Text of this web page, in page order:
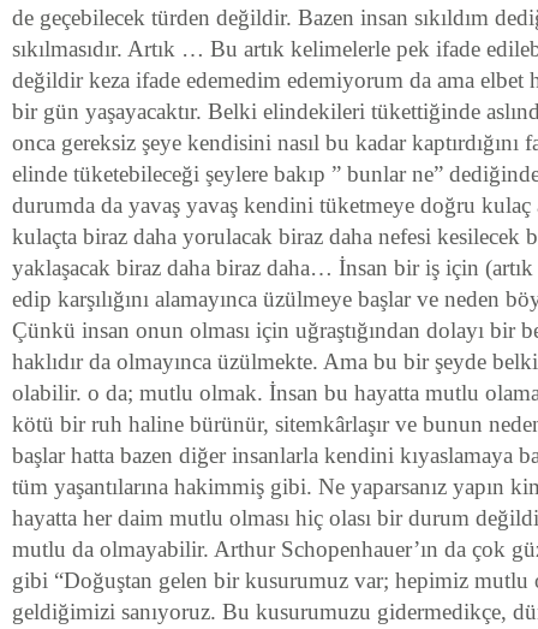
de geçebilecek türden değildir. Bazen insan sıkıldım
sıkılmasıdır. Artık … Bu artık kelimelerle pek ifade
değildir keza ifade edemedim edemiyorum da ama elbet
bir gün yaşayacaktır. Belki elindekileri tükettiğinde
onca gereksiz şeye kendisini nasıl bu kadar
elinde tüketebileceği şeylere bakıp ” bunlar ne”
durumda da yavaş yavaş kendini tüketmeye doğru kulaç
kulaçta biraz daha yorulacak biraz daha nefesi kesilecek
yaklaşacak biraz daha biraz daha… İnsan bir iş için (artık
edip karşılığını alamayınca üzülmeye başlar ve neden
Çünkü insan onun olması için uğraştığından dolayı bir
haklıdır da olmayınca üzülmekte. Ama bu bir şeyde
olabilir. o da; mutlu olmak. İnsan bu hayatta mutlu
kötü bir ruh haline bürünür, sitemkârlaşır ve bunun
başlar hatta bazen diğer insanlarla kendini kıyaslamaya
tüm yaşantılarına hakimmiş gibi. Ne yaparsanız yapın
hayatta her daim mutlu olması hiç olası bir durum
mutlu da olmayabilir. Arthur Schopenhauer’ın da çok
gibi “Doğuştan gelen bir kusurumuz var; hepimiz
geldiğimizi sanıyoruz. Bu kusurumuzu gidermedikçe,